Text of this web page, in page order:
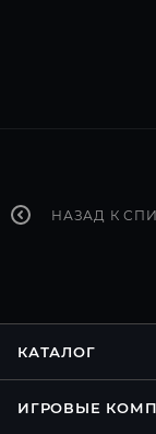
НАЗАД К
КАТАЛОГ
ИГРОВЫЕ